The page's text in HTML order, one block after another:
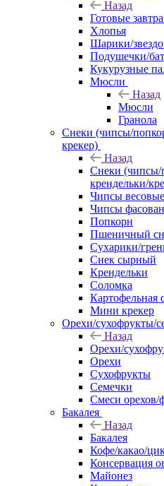
Назад
Готовые
Хлопья
Шарики/
Подушечки/
Кукурузные
Мюсли
Назад
Мюсли
Гранола
Снеки (чипсы/
крекер)
Назад
Снеки (чипсы/
крендельки/
Чипсы весовые
Чипсы
Попкорн
Пшеничный
Сухарики/
Снек сырный
Крендельки
Соломка
Картофельная
Мини крекер
Орехи/сухофрукты/
Назад
Орехи/
Орехи
Сухофрукты
Семечки
Смеси орехов/
Бакалея
Назад
Бакалея
Кофе/какао/
Консервация
Майонез